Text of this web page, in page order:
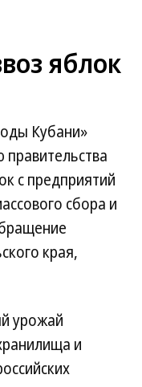
яблок
Кубани»
с предприятий
сбора и
края,
урожай
и